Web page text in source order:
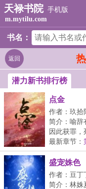
天禄书院 手机版
m.mytilu.com
书名：
返回
潜力新书排行榜
点金
作者：玖拾
简介：喻辞
因此获罪
最新章节：
盛宠姝色
作者：豆丁
简介：林姝